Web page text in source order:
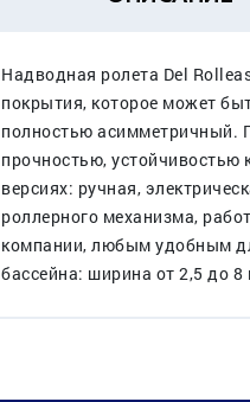
Надводная ролета Del
покрытия, которое может
полностью асимметричный.
прочностью, устойчивостью
версиях: ручная,
роллерного механизма,
компании, любым удобным
бассейна: ширина от 2,5 до